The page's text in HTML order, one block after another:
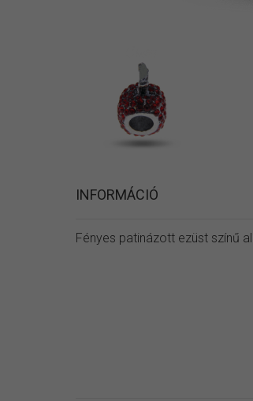
INFORMÁCIÓ
Fényes patinázott ezüst színű